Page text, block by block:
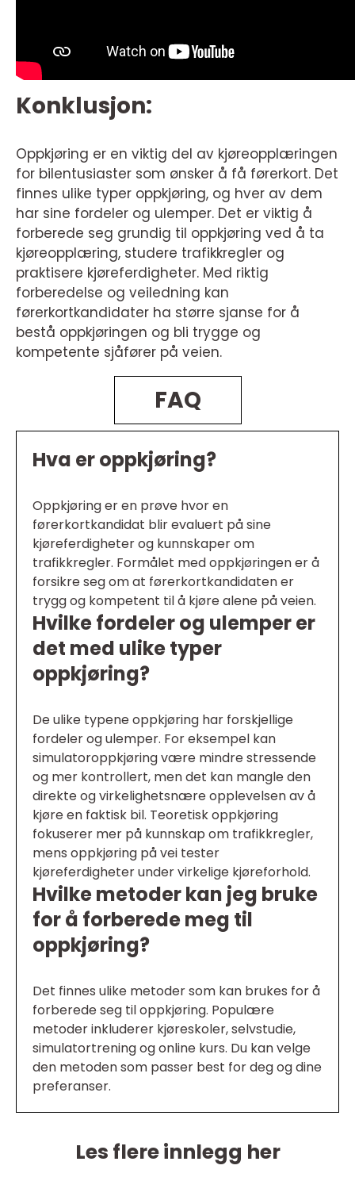
Konklusjon:
Oppkjøring er en viktig del av kjøreopplæringen
for bilentusiaster som ønsker å få førerkort. Det
finnes ulike typer oppkjøring, og hver av dem
har sine fordeler og ulemper. Det er viktig å
forberede seg grundig til oppkjøring ved å ta
kjøreopplæring, studere trafikkregler og
praktisere kjøreferdigheter. Med riktig
forberedelse og veiledning kan
førerkortkandidater ha større sjanse for å
bestå oppkjøringen og bli trygge og
kompetente sjåfører på veien.
FAQ
Hva er oppkjøring?
Oppkjøring er en prøve hvor en
førerkortkandidat blir evaluert på sine
kjøreferdigheter og kunnskaper om
trafikkregler. Formålet med oppkjøringen er å
forsikre seg om at førerkortkandidaten er
trygg og kompetent til å kjøre alene på veien.
Hvilke fordeler og ulemper er
det med ulike typer
oppkjøring?
De ulike typene oppkjøring har forskjellige
fordeler og ulemper. For eksempel kan
simulatoroppkjøring være mindre stressende
og mer kontrollert, men det kan mangle den
direkte og virkelighetsnære opplevelsen av å
kjøre en faktisk bil. Teoretisk oppkjøring
fokuserer mer på kunnskap om trafikkregler,
mens oppkjøring på vei tester
kjøreferdigheter under virkelige kjøreforhold.
Hvilke metoder kan jeg bruke
for å forberede meg til
oppkjøring?
Det finnes ulike metoder som kan brukes for å
forberede seg til oppkjøring. Populære
metoder inkluderer kjøreskoler, selvstudie,
simulatortrening og online kurs. Du kan velge
den metoden som passer best for deg og dine
preferanser.
Les flere innlegg her